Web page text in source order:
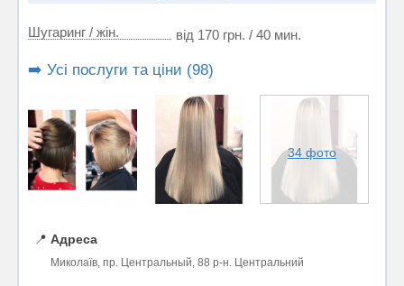
Шугаринг / жін. від 170 грн. / 40 мин.
➡️ Усі послуги та ціни (98)
34 фото
📍 Адреса
Миколаїв, пр. Центральный, 88 р-н. Центральний